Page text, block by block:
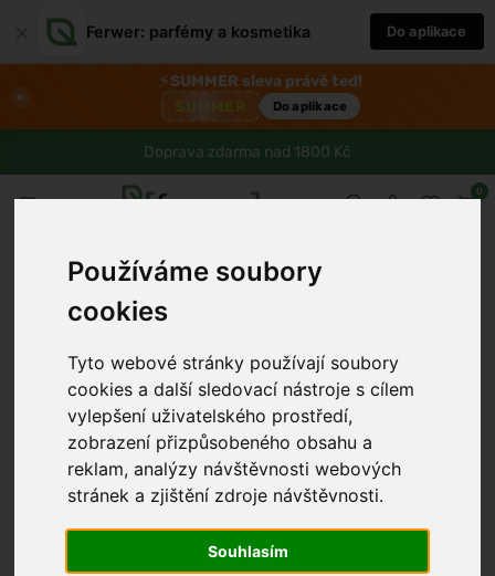
Používáme soubory
cookies
Tyto webové stránky používají soubory
cookies a další sledovací nástroje s cílem
vylepšení uživatelského prostředí,
zobrazení přizpůsobeného obsahu a
reklam, analýzy návštěvnosti webových
stránek a zjištění zdroje návštěvnosti.
Souhlasím
Ferwer: parfémy a kosmetika Do aplikace
×
⚡SUMMER sleva právě teď!
Do aplikace
Doprava zdarma nad 1800 Kč
0